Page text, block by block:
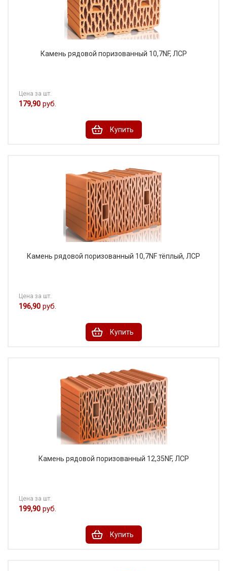
Камень рядовой поризованный 10,7NF, ЛСР
Цена за шт.
179,90 руб.
Купить
Камень рядовой поризованный 10,7NF тёплый, ЛСР
Цена за шт.
196,90 руб.
Купить
Камень рядовой поризованный 12,35NF, ЛСР
Цена за шт.
199,90 руб.
Купить